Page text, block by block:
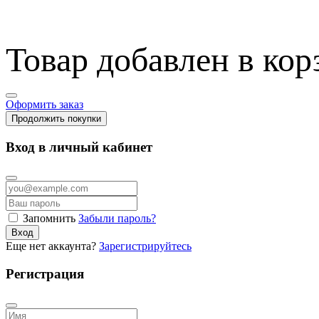
Товар добавлен в
Оформить заказ
Продолжить покупки
Вход в личный кабинет
Запомнить Забыли пароль?
Вход
Еще нет аккаунта? Зарегистрируйтесь
Регистрация